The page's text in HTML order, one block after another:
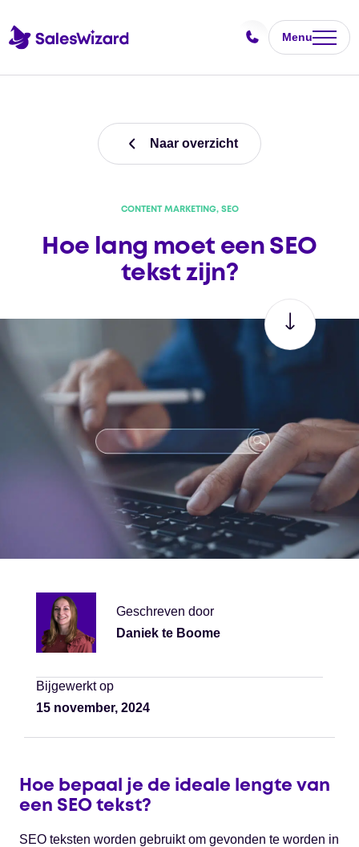
Menu
Naar overzicht
CONTENT MARKETING, SEO
Hoe lang moet een SEO
tekst zijn?
Geschreven door
Daniek te Boome
Bijgewerkt op
15 november, 2024
Hoe bepaal je de ideale lengte van
een SEO tekst?
SEO teksten worden gebruikt om gevonden te worden in